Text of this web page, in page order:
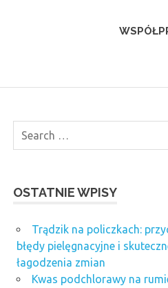
OSTATNIE WPISY
Trądzik na policzkach:
błędy pielęgnacyjne i
łagodzenia zmian
Kwas podchlorawy na